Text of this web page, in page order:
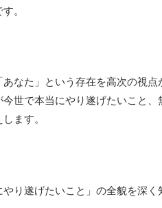
。
なた」という存在を高次の視
世で本当にやり遂げたいこと
ます。
り遂げたいこと」の全貌を深く